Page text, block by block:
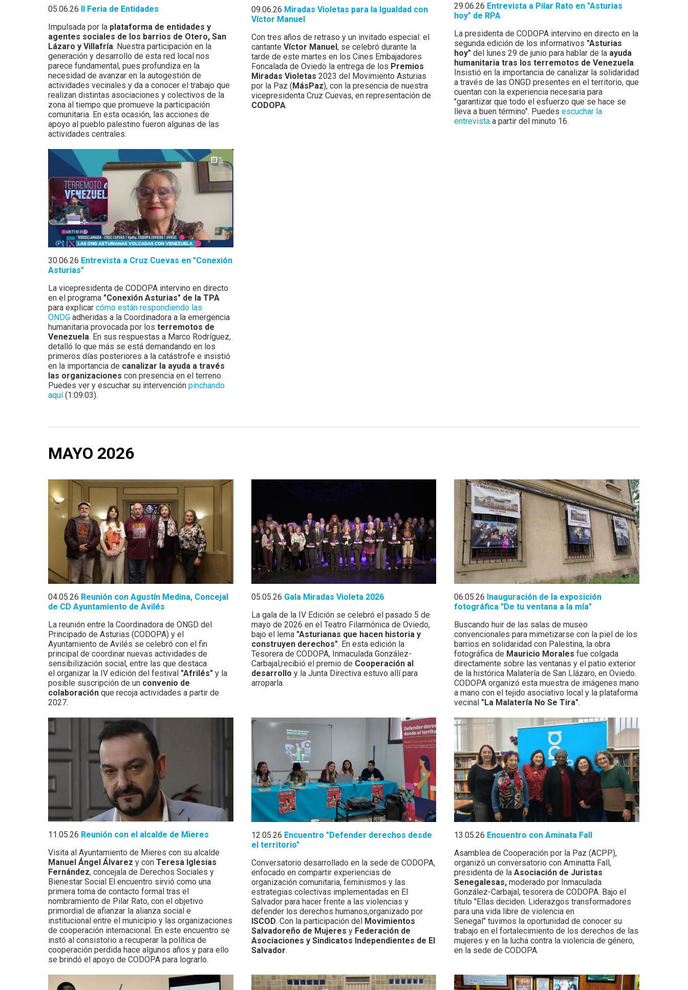
05.06.26
Feria de Entidades
Impulsada por la plataforma de entidades y
agentes sociales de los barrios de Otero, San
Lázaro y Villafría. Nuestra participación en la
generación y desarrollo de esta red local nos
parece fundamental, pues profundiza en la
necesidad de avanzar en la autogestión de
actividades vecinales y da a conocer el trabajo que
realizan distintas asociaciones y colectivos de la
zona al tiempo que promueve la participación
comunitaria. En esta ocasión, las acciones de
apoyo al pueblo palestino fueron algunas de las
actividades centrales.
09.06.26 Miradas Violetas para la Igualdad con
Víctor Manuel
Con tres años de retraso y un invitado especial: el
cantante Víctor Manuel, se celebró durante la
tarde de este martes en los Cines Embajadores
Foncalada de Oviedo la entrega de los Premios
Miradas Violetas 2023 del Movimiento Asturias
por la Paz (MásPaz), con la presencia de nuestra
vicepresidenta Cruz Cuevas, en representación de
CODOPA.
29.06.26 Entrevista a Pilar Rato en "Asturias
hoy" de RPA
La presidenta de CODOPA intervino en directo en la
segunda edición de los informativos "Asturias
hoy" del lunes 29 de junio para hablar de la ayuda
humanitaria tras los terremotos de Venezuela.
Insistió en la importancia de canalizar la solidaridad
a través de las ONGD presentes en el territorio, que
cuentan con la experiencia necesaria para
"garantizar que todo el esfuerzo que se hace se
lleva a buen término". Puedes escuchar la
entrevistaa partir del minuto 16.
30.06.26 Entrevista a Cruz Cuevas en "Conexión
Asturias"
La vicepresidenta de CODOPA intervino en directo
en el programa "Conexión Asturias" de la TPA
para explicarcómo están respondiendo las
ONDG adheridas a la Coordinadora a la emergencia
humanitaria provocada por losterremotos de
Venezuela. En sus respuestas a Marco Rodríguez,
detalló lo que más se está demandando en los
primeros días posteriores a la catástrofe e insistió
en la importancia de canalizar la ayuda a través
las organizaciones con presencia en el terreno.
Puedes ver y escuchar su intervenciónpinchando
aquí(1:09:03).
MAYO 2026
04.05.26 Reunión con Agustín Medina, Concejal
de CD Ayuntamiento de Avilés
La reunión entre la Coordinadora de ONGD del
Principado de Asturias (CODOPA) y el
Ayuntamiento de Avilés se celebró con el fin
principal de coordinar nuevas actividades de
sensibilización social, entre las que destaca
el organizar la IV edición del festival "Afrilés" y la
posible suscripción de un convenio de
colaboración que recoja actividades a partir de
2027.
05.05.26 Gala Miradas Violeta 2026
La gala de la IV Edición se celebró el pasado 5 de
mayo de 2026 en el Teatro Filarmónica de Oviedo,
bajo el lema "Asturianas que hacen historia y
construyen derechos". En esta edición la
Tesorera de CODOPA, Inmaculada González-
Carbajal,recibió el premio de Cooperación al
desarrollo y la Junta Directiva estuvo allí para
arroparla.
06.05.26 Inauguración de la exposición
fotográfica "De tu ventana a la mía"
Buscando huir de las salas de museo
convencionales para mimetizarse con la piel de los
barrios en solidaridad con Palestina, la obra
fotográfica de Mauricio Morales fue colgada
directamente sobre las ventanas y el patio exterior
de la histórica Malatería de San Llázaro, en Oviedo.
CODOPA organizó esta muestra de imágenes mano
a mano con el tejido asociativo local y la plataforma
vecinal "La Malatería No Se Tira".
11.05.26 Reunión con el alcalde de Mieres
Visita al Ayuntamiento de Mieres con su alcalde
Manuel Ángel Álvarez y conTeresa Iglesias
Fernández, concejala de Derechos Sociales y
Bienestar Social El encuentro sirvió como una
primera toma de contacto formal tras el
nombramiento de Pilar Rato, con el objetivo
primordial de afianzar la alianza social e
institucional entre el municipio y las organizaciones
de cooperación internacional. En este encuentro se
instó al consistorio a recuperar la política de
cooperación perdida hace algunos años y para ello
se brindó el apoyo de CODOPA para lograrlo.
12.05.26 Encuentro "Defender derechos desde
el territorio"
Conversatorio desarrollado en la sede de CODOPA,
enfocado en compartir experiencias de
organización comunitaria, feminismos y las
estrategias colectivas implementadas en El
Salvador para hacer frente a las violencias y
defender los derechos humanos,organizado por
ISCOD. Con la participación del Movimientos
Salvadoreño de Mujeres yFederación de
Asociaciones y Sindicatos Independientes de El
Salvador.
13.05.26 Encuentro con Aminata Fall
Asamblea de Cooperación por la Paz (ACPP),
organizó un conversatorio con Aminatta Fall,
presidenta de la Asociación de Juristas
Senegalesas,moderado por Inmaculada
González-Carbajal, tesorera de CODOPA. Bajo el
título "Ellas deciden. Liderazgos transformadores
para una vida libre de violencia en
Senegal" tuvimos la oportunidad de conocer su
trabajo en el fortalecimiento de los derechos de las
mujeres y en la lucha contra la violencia de género,
en la sede de CODOPA.